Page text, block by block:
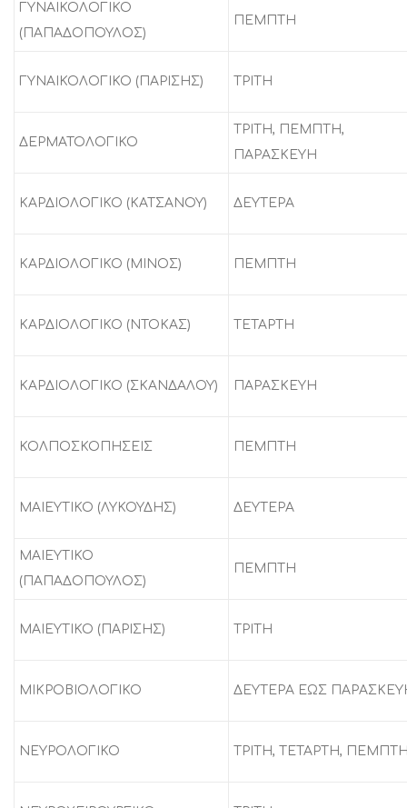
ΓΥΝΑΙΚΟΛΟΓΙΚΟ
(ΠΑΠΑΔΟΠΟΥΛΟΣ)
ΠΕΜΠΤΗ
ΓΥΝΑΙΚΟΛΟΓΙΚΟ (ΠΑΡΙΣΗΣ) ΤΡΙΤΗ
ΔΕΡΜΑΤΟΛΟΓΙΚΟ
ΤΡΙΤΗ, ΠΕΜΠΤΗ,
ΠΑΡΑΣΚΕΥΗ
ΚΑΡΔΙΟΛΟΓΙΚΟ (ΚΑΤΣΑΝΟΥ) ΔΕΥΤΕΡΑ
ΚΑΡΔΙΟΛΟΓΙΚΟ (ΜΙΝΟΣ) ΠΕΜΠΤΗ
ΚΑΡΔΙΟΛΟΓΙΚΟ (ΝΤΟΚΑΣ) ΤΕΤΑΡΤΗ
ΚΑΡΔΙΟΛΟΓΙΚΟ (ΣΚΑΝΔΑΛΟΥ) ΠΑΡΑΣΚΕΥΗ
ΚΟΛΠΟΣΚΟΠΗΣΕΙΣ ΠΕΜΠΤΗ
ΜΑΙΕΥΤΙΚΟ (ΛΥΚΟΥΔΗΣ) ΔΕΥΤΕΡΑ
ΜΑΙΕΥΤΙΚΟ
(ΠΑΠΑΔΟΠΟΥΛΟΣ)
ΠΕΜΠΤΗ
ΜΑΙΕΥΤΙΚΟ (ΠΑΡΙΣΗΣ) ΤΡΙΤΗ
ΜΙΚΡΟΒΙΟΛΟΓΙΚΟ ΔΕΥΤΕΡΑ ΕΩΣ
ΝΕΥΡΟΛΟΓΙΚΟ ΤΡΙΤΗ, ΤΕΤΑΡΤΗ,